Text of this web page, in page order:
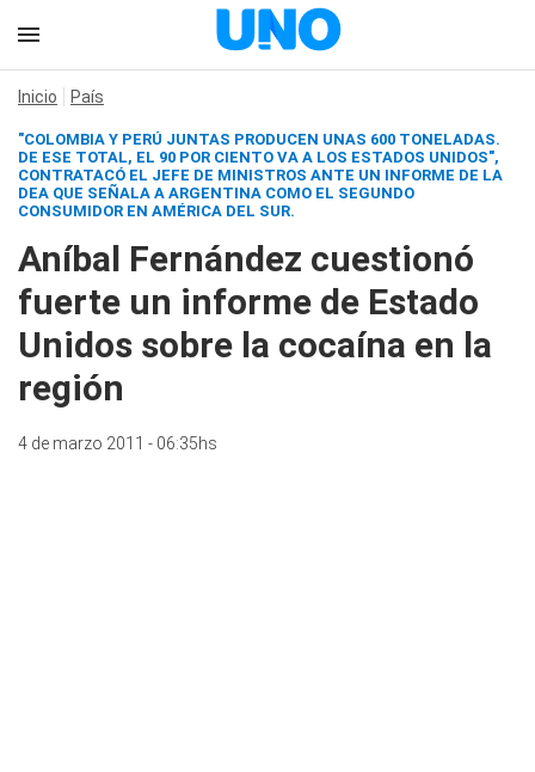
Inicio País
"COLOMBIA Y PERÚ JUNTAS PRODUCEN UNAS 600 TONELADAS.
DE ESE TOTAL, EL 90 POR CIENTO VA A LOS ESTADOS UNIDOS",
CONTRATACÓ EL JEFE DE MINISTROS ANTE UN INFORME DE LA
DEA QUE SEÑALA A ARGENTINA COMO EL SEGUNDO
CONSUMIDOR EN AMÉRICA DEL SUR.
Aníbal Fernández cuestionó
fuerte un informe de Estado
Unidos sobre la cocaína en la
región
4 de marzo 2011 - 06:35hs